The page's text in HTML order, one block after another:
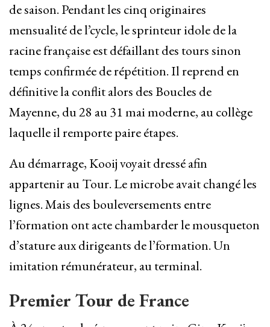
de saison. Pendant les cinq originaires
mensualité de l’cycle, le sprinteur idole de la
racine française est défaillant des tours sinon
temps confirmée de répétition. Il reprend en
définitive la conflit alors des Boucles de
Mayenne, du 28 au 31 mai moderne, au collège
laquelle il remporte paire étapes.
Au démarrage, Kooij voyait dressé afin
appartenir au Tour. Le microbe avait changé les
lignes. Mais des bouleversements entre
l’formation ont acte chambarder le mousqueton
d’stature aux dirigeants de l’formation. Un
imitation rémunérateur, au terminal.
Premier Tour de France